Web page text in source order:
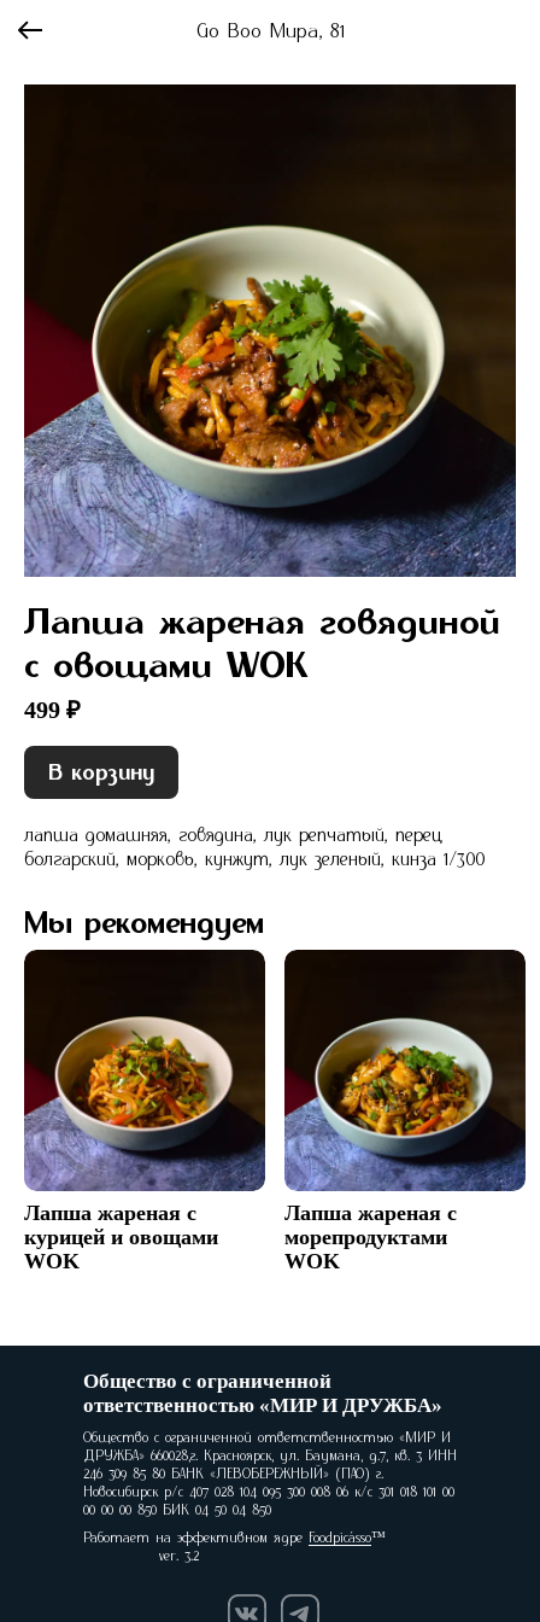
Go Boo Мира, 81
Лапша жареная говядиной
с овощами WOK
499 ₽
В корзину
лапша домашняя, говядина, лук репчатый, перец
болгарский, морковь, кунжут, лук зеленый, кинза 1/300
Мы рекомендуем
Лапша жареная с
курицей и овощами
WOK
Лапша жареная с
морепродуктами
WOK
Общество с ограниченной
ответственностью «МИР И ДРУЖБА»
Общество с ограниченной ответственностью «МИР И
ДРУЖБА» 660028,г. Красноярск, ул. Баумана, д.7, кв. 3 ИНН
246 309 85 80 БАНК «ЛЕВОБЕРЕЖНЫЙ» (ПАО) г.
Новосибирск р/с 407 028 104 095 300 008 06 к/с 301 018 101 00
00 00 00 850 БИК 04 50 04 850
Работает на эффективном ядре Foodpicásso
ver. 3.2